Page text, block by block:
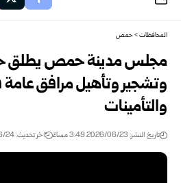
المحافظات>حمص
مجلس مدينة حمص يطلق
وتشجير وتأهيل مرافق عامة
والتأمينات
تاريخ النشر: 2026/06/23 3:49 مساءً اخر تحديث: 2026/06/24 3:12 مساءً